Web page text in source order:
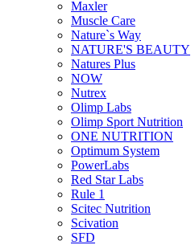
Maxler
Muscle Care
Nature`s Way
NATURE'S BEAUTY
Natures Plus
NOW
Nutrex
Olimp Labs
Olimp Sport Nutrition
ONE NUTRITION
Optimum System
PowerLabs
Red Star Labs
Rule 1
Scitec Nutrition
Scivation
SFD